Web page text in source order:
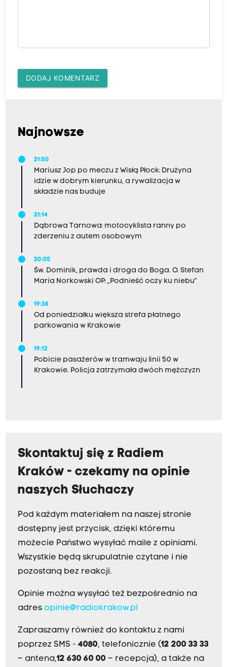
DODAJ KOMENTARZ
Najnowsze
21:50
Mariusz Jop po meczu z Wisłą Płock: Drużyna
idzie w dobrym kierunku, a rywalizacja w
składzie nas buduje
21:14
Dąbrowa Tarnowa: motocyklista ranny po
zderzeniu z autem osobowym
20:05
Św. Dominik, prawda i droga do Boga. O. Stefan
Maria Norkowski OP: „Podnieść oczy ku niebu”
19:38
Od poniedziałku większa strefa płatnego
parkowania w Krakowie
19:12
Pobicie pasażerów w tramwaju linii 50 w
Krakowie. Policja zatrzymała dwóch mężczyzn
Skontaktuj się z Radiem
Kraków - czekamy na opinie
naszych Słuchaczy
Pod każdym materiałem na naszej stronie
dostępny jest przycisk, dzięki któremu
możecie Państwo wysyłać maile z opiniami.
Wszystkie będą skrupulatnie czytane i nie
pozostaną bez reakcji.
Opinie można wysyłać też bezpośrednio na
adres opinie@radiokrakow.pl
Zapraszamy również do kontaktu z nami
poprzez SMS - 4080, telefonicznie (12 200 33 33
– antena,12 630 60 00 – recepcja), a także na